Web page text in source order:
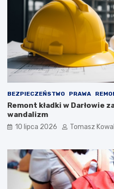
BEZPIECZEŃSTWO PRAWA
Remont kładki w Darłowie
wandalizm
10 lipca 2026 Tomasz